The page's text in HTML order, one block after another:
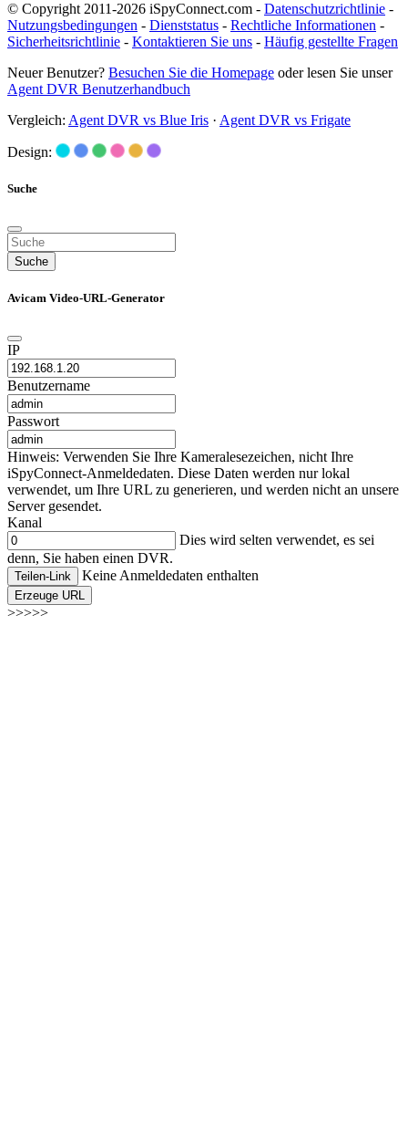
© Copyright 2011-2026 iSpyConnect.com - Datenschutzrichtlinie -
Nutzungsbedingungen - Dienststatus - Rechtliche Informationen -
Sicherheitsrichtlinie - Kontaktieren Sie uns - Häufig gestellte Fragen
Neuer Benutzer? Besuchen Sie die Homepage oder lesen Sie unser
Agent DVR Benutzerhandbuch
Vergleich: Agent DVR vs Blue Iris · Agent DVR vs Frigate
Design:
Suche
Suche
Avicam Video-URL-Generator
IP
Benutzername
Passwort
Hinweis: Verwenden Sie Ihre Kameralesezeichen, nicht Ihre
iSpyConnect-Anmeldedaten. Diese Daten werden nur lokal
verwendet, um Ihre URL zu generieren, und werden nicht an unsere
Server gesendet.
Kanal
Dies wird selten verwendet, es sei
denn, Sie haben einen DVR.
Teilen-Link Keine Anmeldedaten enthalten
Erzeuge URL
>>>>>